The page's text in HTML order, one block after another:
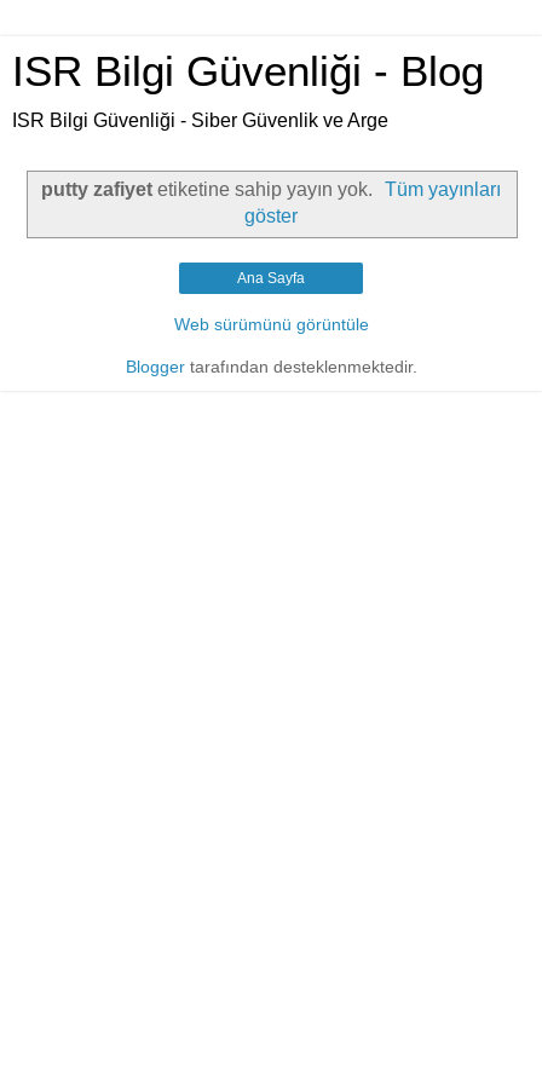
ISR Bilgi Güvenliği - Blog
ISR Bilgi Güvenliği - Siber Güvenlik ve Arge
putty zafiyetetiketine sahip yayın yok.
Tüm yayınları
göster
Ana Sayfa
Web sürümünü görüntüle
Bloggertarafından desteklenmektedir.